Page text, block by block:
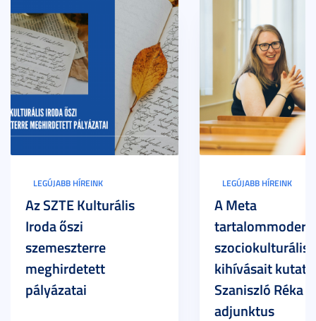
LEGÚJABB HÍREINK
Az SZTE Kulturális
Iroda őszi
szemeszterre
meghirdetett
pályázatai
LEGÚJABB HÍREINK
A Meta
szociokulturális
kihívásait
Szaniszló Réka
adjunktus